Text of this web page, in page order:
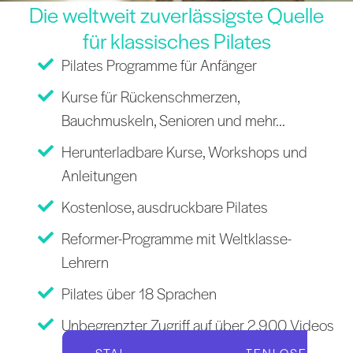
Die weltweit zuverlässigste Quelle
für klassisches Pilates
Pilates Programme für Anfänger
Kurse für Rückenschmerzen,
Bauchmuskeln, Senioren und mehr...
Herunterladbare Kurse, Workshops und
Anleitungen
Kostenlose, ausdruckbare Pilates
Reformer-Programme mit Weltklasse-
Lehrern
Pilates über 18 Sprachen
Unbegrenzter Zugriff auf über 2.900 Videos